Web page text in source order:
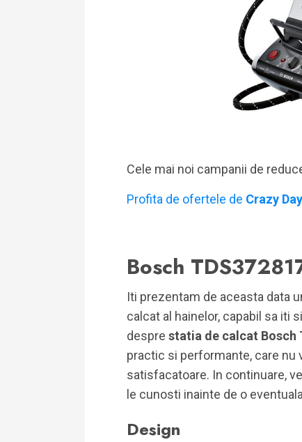
Cele mai noi campanii de
Profita de ofertele de Crazy
Bosch
Iti prezentam de aceasta data
calcat al hainelor, capabil sa iti
despre statia de calcat Bosch
practic si performante, care nu
satisfacatoare. In continuare,
le cunosti inainte de o
Design